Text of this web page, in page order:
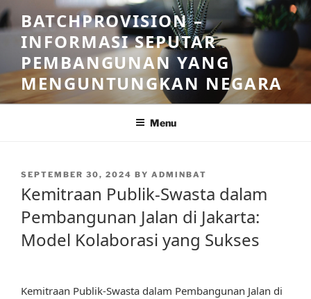
Skip
to
content
BATCHPROVISION –
INFORMASI SEPUTAR
PEMBANGUNAN YANG
MENGUNTUNGKAN NEGARA
Menu
POSTED
SEPTEMBER 30, 2024 BY ADMINBAT
Kemitraan Publik-Swasta dalam
Pembangunan Jalan di Jakarta:
Model Kolaborasi yang Sukses
Kemitraan Publik-Swasta dalam Pembangunan Jalan di